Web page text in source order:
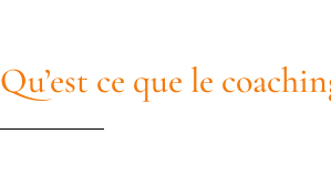
Qu’est ce que le